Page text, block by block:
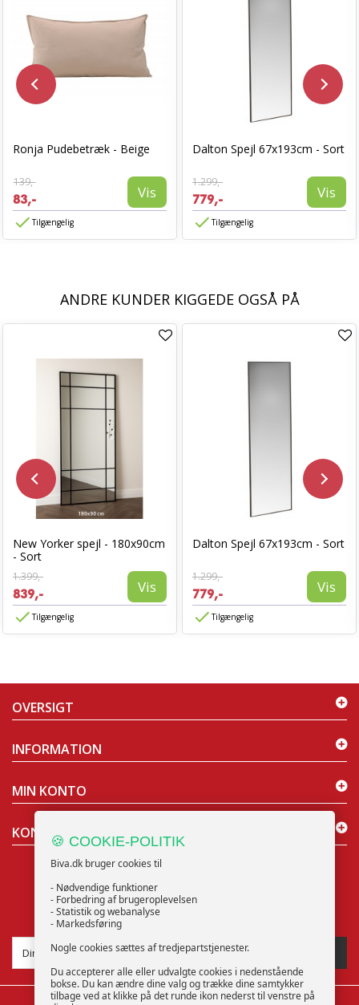
Ronja Pudebetræk - Beige
139,-
83,- Vis
Tilgængelig
Dalton Spejl 67x193cm - Sort
1.299,-
779,- Vis
Tilgængelig
ANDRE KUNDER KIGGEDE OGSÅ PÅ
New Yorker spejl - 180x90cm
- Sort
1.399,-
839,- Vis
Tilgængelig
Dalton Spejl 67x193cm - Sort
1.299,-
779,- Vis
Tilgængelig
OVERSIGT
INFORMATION
MIN KONTO
KONTAKT OS
NYHEDSBREV
🍪 COOKIE-POLITIK
Biva.dk bruger cookies til
- Nødvendige funktioner
- Forbedring af brugeroplevelsen
- Statistik og webanalyse
- Markedsføring
Nogle cookies sættes af tredjepartstjenester.
Du accepterer alle eller udvalgte cookies i nedenstående
bokse. Du kan ændre dine valg og trække dine samtykker
tilbage ved at klikke på det runde ikon nederst til venstre på